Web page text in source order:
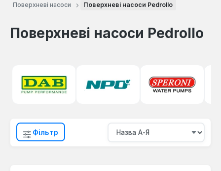
Поверхневі насоси
Поверхневі насоси Pedrollo
Поверхневі насоси Pedrollo
Фільтр